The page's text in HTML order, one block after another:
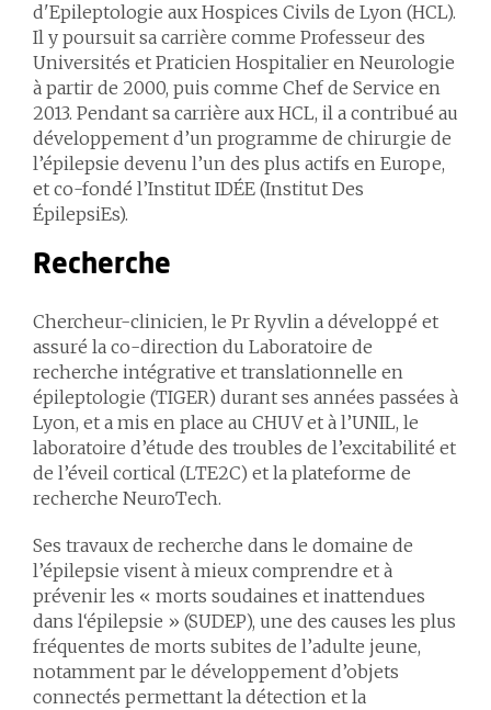
d'Epileptologie aux Hospices Civils de Lyon (HCL).
Il y poursuit sa carrière comme Professeur des
Universités et Praticien Hospitalier en Neurologie
à partir de 2000, puis comme Chef de Service en
2013. Pendant sa carrière aux HCL, il a contribué au
développement d’un programme de chirurgie de
l’épilepsie devenu l’un des plus actifs en Europe,
et co-fondé l’Institut IDÉE (Institut Des
ÉpilepsiEs).
Recherche
Chercheur-clinicien, le Pr Ryvlin a développé et
assuré la co-direction du Laboratoire de
recherche intégrative et translationnelle en
épileptologie (TIGER) durant ses années passées à
Lyon, et a mis en place au CHUV et à l’UNIL, le
laboratoire d’étude des troubles de l’excitabilité et
de l’éveil cortical (LTE2C) et la plateforme de
recherche NeuroTech.
Ses travaux de recherche dans le domaine de
l’épilepsie visent à mieux comprendre et à
prévenir les « morts soudaines et inattendues
dans l‘épilepsie » (SUDEP), une des causes les plus
fréquentes de morts subites de l’adulte jeune,
notamment par le développement d’objets
connectés permettant la détection et la